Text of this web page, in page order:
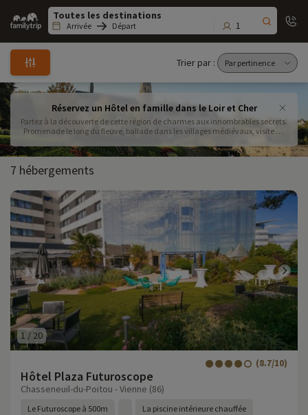
Family
trip
Arrivée Départ 1
Trier par :
Réservez un Hôtel en famille dans le Loir et Cher
Partez à la découverte de cette région de charmes aux innombrables secrets.
Promenade le long du fleuve, ballade dans les villages médiévaux, visite de
week-end !
7 hébergements
1 / 20
Hôtel Plaza Futuroscope
(8.7/10)
Chasseneuil-du-Poitou - Vienne (86)
Le Futuroscope à 500m La piscine intérieure chauffée